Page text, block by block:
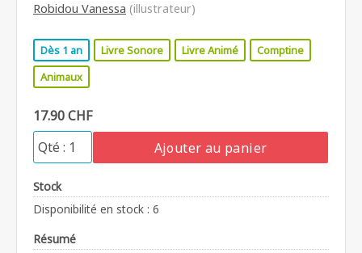
Robidou Vanessa (illustrateur)
Dès 1 an Livre Sonore Livre Animé
Comptine
Animaux
17.90 CHF
Ajouter au panier
Stock
Disponibilité en stock : 6
Résumé